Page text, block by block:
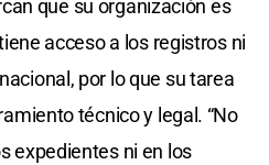
que su organización es
acceso a los registros ni
por lo que su tarea
técnico y legal. “No
expedientes ni en los